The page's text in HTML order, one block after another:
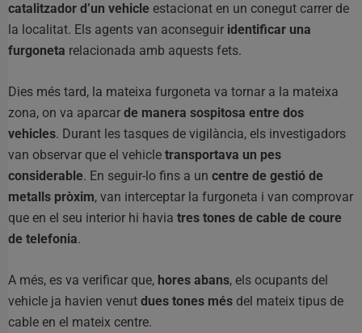
catalitzador d’un vehicle estacionat en un conegut carrer de
la localitat. Els agents van aconseguir identificar una
furgoneta relacionada amb aquests fets.
Dies més tard, la mateixa furgoneta va tornar a la mateixa
zona, on va aparcar de manera sospitosa entre dos
vehicles. Durant les tasques de vigilància, els investigadors
van observar que el vehicle transportava un pes
considerable. En seguir-lo fins a un centre de gestió de
metalls pròxim, van interceptar la furgoneta i van comprovar
que en el seu interior hi havia tres tones de cable de coure
de telefonia.
A més, es va verificar que, hores abans, els ocupants del
vehicle ja havien venut dues tones més del mateix tipus de
cable en el mateix centre.